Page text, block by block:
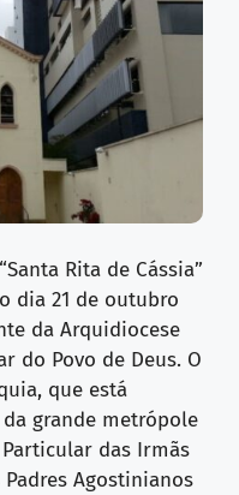
Rita de Cássia”
dia 21 de outubro
da Arquidiocese
do Povo de Deus. O
que está
grande metrópole
das Irmãs
Agostinianos